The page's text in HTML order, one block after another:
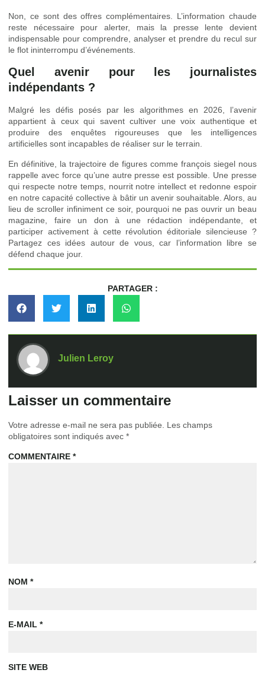
Non, ce sont des offres complémentaires. L’information chaude
reste nécessaire pour alerter, mais la presse lente devient
indispensable pour comprendre, analyser et prendre du recul sur
le flot ininterrompu d’événements.
Quel avenir pour les journalistes
indépendants ?
Malgré les défis posés par les algorithmes en 2026, l’avenir
appartient à ceux qui savent cultiver une voix authentique et
produire des enquêtes rigoureuses que les intelligences
artificielles sont incapables de réaliser sur le terrain.
En définitive, la trajectoire de figures comme françois siegel nous
rappelle avec force qu’une autre presse est possible. Une presse
qui respecte notre temps, nourrit notre intellect et redonne espoir
en notre capacité collective à bâtir un avenir souhaitable. Alors, au
lieu de scroller infiniment ce soir, pourquoi ne pas ouvrir un beau
magazine, faire un don à une rédaction indépendante, et
participer activement à cette révolution éditoriale silencieuse ?
Partagez ces idées autour de vous, car l’information libre se
défend chaque jour.
PARTAGER :
Julien Leroy
Laisser un commentaire
Votre adresse e-mail ne sera pas publiée.
Les champs
obligatoires sont indiqués avec *
COMMENTAIRE *
NOM *
E-MAIL *
SITE WEB